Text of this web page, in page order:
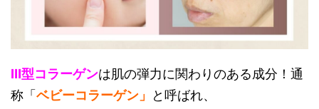
Ⅲ型コラーゲンは肌の弾力に関わりのある成分！通
称「ベビーコラーゲン」
と呼ばれ、